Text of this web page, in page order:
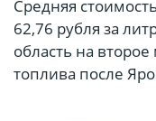
Средняя
62,76 рубля за
область на
топлива после